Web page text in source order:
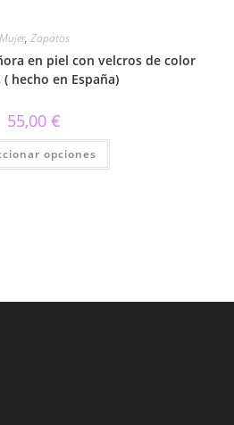
Mujer, Zapatos
en piel con velcros de color
hecho en España)
55,00 €
opciones
Este
tiene
de